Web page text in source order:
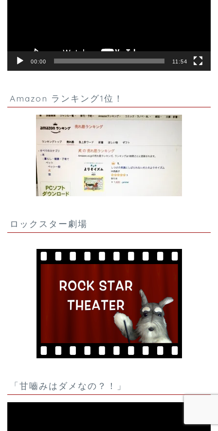
00:00 11:54
Amazon ランキング1位！
ロックスター劇場
「甘嚙みはダメなの？！」